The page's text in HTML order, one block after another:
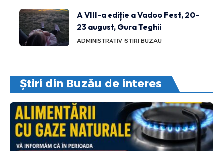
A VIII-a ediție a Vadoo Fest, 20–
23 august, Gura Teghii
ADMINISTRATIV STIRI BUZAU
Știri din Buzău de interes